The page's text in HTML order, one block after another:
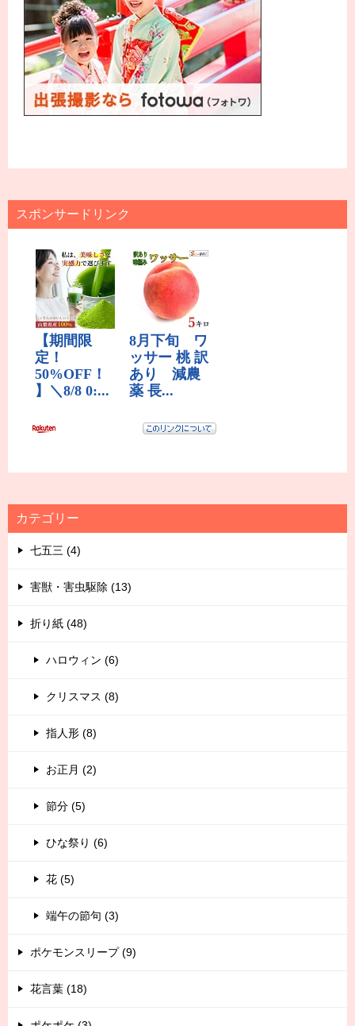
スポンサードリンク
カテゴリー
七五三 (4)
害獣・害虫駆除 (13)
折り紙 (48)
ハロウィン (6)
クリスマス (8)
指人形 (8)
お正月 (2)
節分 (5)
ひな祭り (6)
花 (5)
端午の節句 (3)
ポケモンスリープ (9)
花言葉 (18)